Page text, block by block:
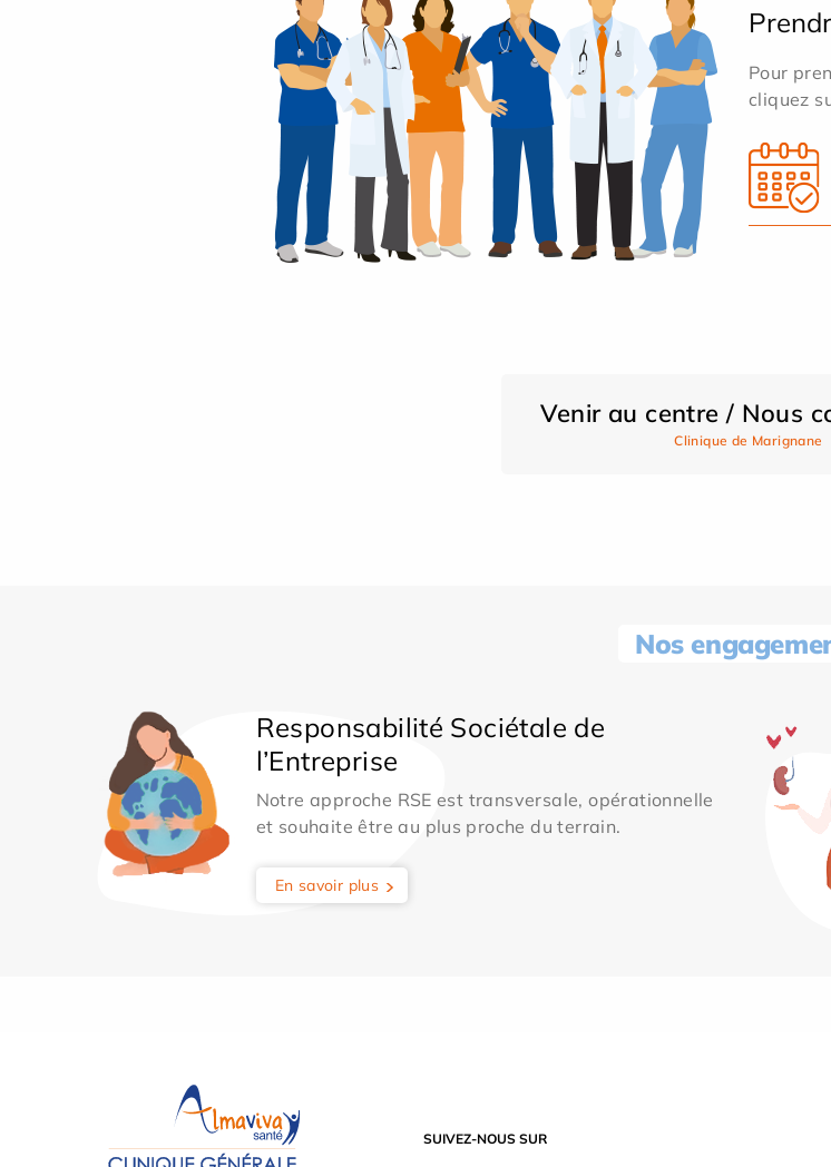
Pour
cliquez
Venir au centre / Nous
Clinique de Marignane
Nos
Responsabilité Sociétale de
l’Entreprise
Notre approche RSE est transversale, opérationnelle
et souhaite être au plus proche du terrain.
En savoir plus
SUIVEZ-NOUS SUR